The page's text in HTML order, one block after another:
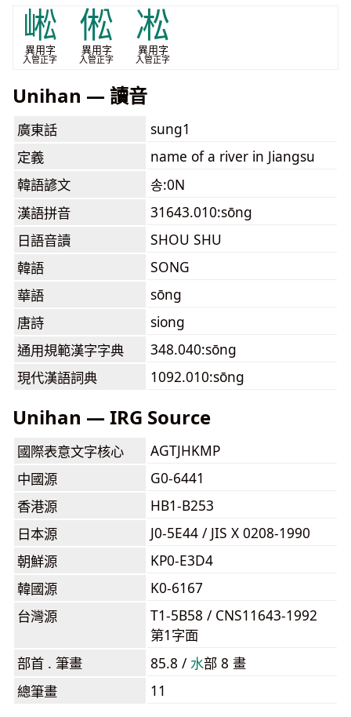
㟣
異用字
入管正字
倯
異用字
入管正字
凇
異用字
入管正字
Unihan — 讀音
廣東話
sung1
定義
name of a river in Jiangsu
韓語諺文
송:0N
漢語拼音
31643.010:sōng
日語音讀
SHOU SHU
韓語
SONG
華語
sōng
唐詩
siong
通用規範漢字字典
348.040:sōng
現代漢語詞典
1092.010:sōng
Unihan — IRG Source
國際表意文字核心
AGTJHKMP
中國源
G0-6441
香港源
HB1-B253
日本源
J0-5E44 / JIS X 0208-1990
朝鮮源
KP0-E3D4
韓國源
K0-6167
台灣源
T1-5B58 / CNS11643-1992
第1字面
部首 . 筆畫
85.8 /⽔部 8 畫
總筆畫
11